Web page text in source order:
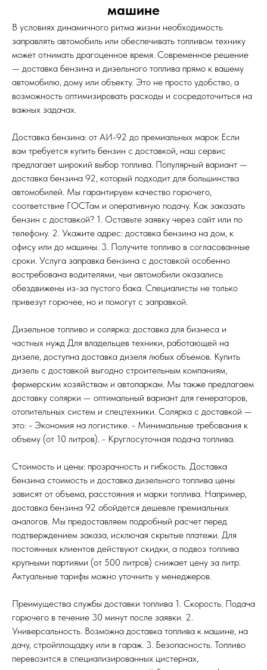
машине
В условиях динамичного ритма жизни необходимость
заправлять автомобиль или обеспечивать топливом технику
может отнимать драгоценное время. Современное решение
— доставка бензина и дизельного топлива прямо к вашему
автомобилю, дому или объекту. Это не просто удобство, а
возможность оптимизировать расходы и сосредоточиться на
важных задачах.
Доставка бензина: от АИ-92 до премиальных марок Если
вам требуется купить бензин с доставкой, наш сервис
предлагает широкий выбор топлива. Популярный вариант —
доставка бензина 92, который подходит для большинства
автомобилей. Мы гарантируем качество горючего,
соответствие ГОСТам и оперативную подачу. Как заказать
бензин с доставкой? 1. Оставьте заявку через сайт или по
телефону. 2. Укажите адрес: доставка бензина на дом, к
офису или до машины. 3. Получите топливо в согласованные
сроки. Услуга заправка бензина с доставкой особенно
востребована водителями, чьи автомобили оказались
обездвижены из-за пустого бака. Специалисты не только
привезут горючее, но и помогут с заправкой.
Дизельное топливо и солярка: доставка для бизнеса и
частных нужд Для владельцев техники, работающей на
дизеле, доступна доставка дизеля любых объемов. Купить
дизель с доставкой выгодно строительным компаниям,
фермерским хозяйствам и автопаркам. Мы также предлагаем
доставку солярки — оптимальный вариант для генераторов,
отопительных систем и спецтехники. Солярка с доставкой —
это: - Экономия на логистике. - Минимальные требования к
объему (от 10 литров). - Круглосуточная подача топлива.
Стоимость и цены: прозрачность и гибкость. Доставка
бензина стоимость и доставка дизельного топлива цены
зависят от объема, расстояния и марки топлива. Например,
доставка бензина 92 обойдется дешевле премиальных
аналогов. Мы предоставляем подробный расчет перед
подтверждением заказа, исключая скрытые платежи. Для
постоянных клиентов действуют скидки, а подвоз топлива
крупными партиями (от 500 литров) снижает цену за литр.
Актуальные тарифы можно уточнить у менеджеров.
Преимущества службы доставки топлива 1. Скорость. Подача
горючего в течение 30 минут после заявки. 2.
Универсальность. Возможна доставка топлива к машине, на
дачу, стройплощадку или в гараж. 3. Безопасность. Топливо
перевозится в специализированных цистернах,